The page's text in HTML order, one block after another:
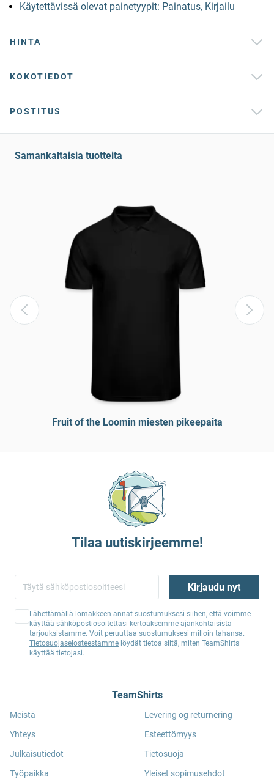
Käytettävissä olevat painetyypit: Painatus, Kirjailu
HINTA
KOKOTIEDOT
POSTITUS
Samankaltaisia tuotteita
Fruit of the Loomin miesten pikeepaita
Tilaa uutiskirjeemme!
Kirjaudu nyt
Lähettämällä lomakkeen annat suostumuksesi siihen, että voimme
käyttää sähköpostiosoitettasi kertoaksemme ajankohtaisista
tarjouksistamme. Voit peruuttaa suostumuksesi milloin tahansa.
Tietosuojaselosteestamme löydät tietoa siitä, miten TeamShirts
käyttää tietojasi.
TeamShirts
Meistä
Yhteys
Julkaisutiedot
Työpaikka
Levering og returnering
Esteettömyys
Tietosuoja
Yleiset sopimusehdot